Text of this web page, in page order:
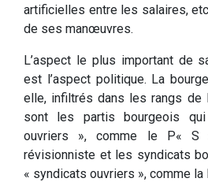
artificielles entre les salaires,
de ses manœuvres.
L’aspect le plus important de
est l’aspect politique. La
elle, infiltrés dans les rangs de
sont les partis bourgeois
ouvriers », comme le P«
révisionniste et les syndicats
« syndicats ouvriers », comme la